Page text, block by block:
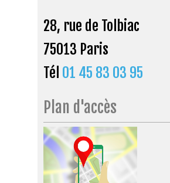
28, rue de Tolbiac
75013 Paris
Tél 01 45 83 03 95
Plan d'accès